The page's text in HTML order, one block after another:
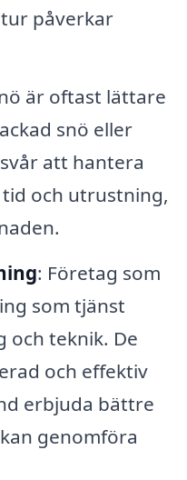
påverkar
är oftast lättare
snö eller
att hantera
och utrustning,
: Företag som
som tjänst
och teknik. De
och effektiv
erbjuda bättre
genomföra